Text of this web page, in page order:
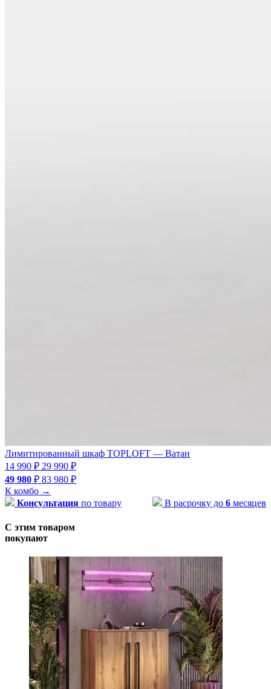
Лимитированный шкаф TOPLOFT — Ватан
14 990 ₽ 29 990 ₽
49 980 ₽ 83 980 ₽
К комбо →
Консультация по товару В расрочку до 6 месяцев
С этим товаром
покупают